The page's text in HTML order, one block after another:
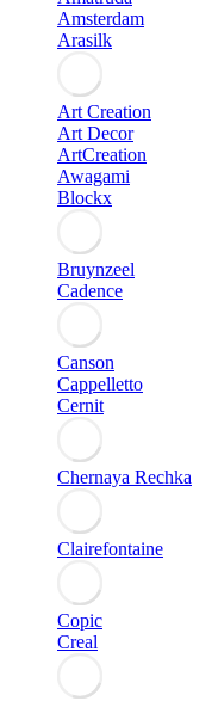
Amsterdam
Arasilk
Art Creation
Art Decor
ArtCreation
Awagami
Blockx
Bruynzeel
Cadence
Canson
Cappelletto
Cernit
Chernaya Rechka
Clairefontaine
Copic
Creal